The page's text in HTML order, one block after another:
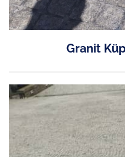
Granit